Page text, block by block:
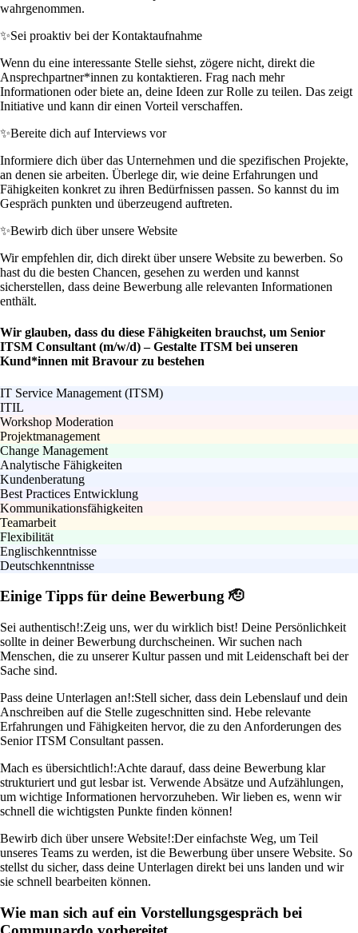
wahrgenommen.
✨Sei proaktiv bei der Kontaktaufnahme
Wenn du eine interessante Stelle siehst, zögere nicht, direkt die
Ansprechpartner*innen zu kontaktieren. Frag nach mehr
Informationen oder biete an, deine Ideen zur Rolle zu teilen. Das zeigt
Initiative und kann dir einen Vorteil verschaffen.
✨Bereite dich auf Interviews vor
Informiere dich über das Unternehmen und die spezifischen Projekte,
an denen sie arbeiten. Überlege dir, wie deine Erfahrungen und
Fähigkeiten konkret zu ihren Bedürfnissen passen. So kannst du im
Gespräch punkten und überzeugend auftreten.
✨Bewirb dich über unsere Website
Wir empfehlen dir, dich direkt über unsere Website zu bewerben. So
hast du die besten Chancen, gesehen zu werden und kannst
sicherstellen, dass deine Bewerbung alle relevanten Informationen
enthält.
Wir glauben, dass du diese Fähigkeiten brauchst, um Senior
ITSM Consultant (m/w/d) – Gestalte ITSM bei unseren
Kund*innen mit Bravour zu bestehen
IT Service Management (ITSM)
ITIL
Workshop Moderation
Projektmanagement
Change Management
Analytische Fähigkeiten
Kundenberatung
Best Practices Entwicklung
Kommunikationsfähigkeiten
Teamarbeit
Flexibilität
Englischkenntnisse
Deutschkenntnisse
Einige Tipps für deine Bewerbung 🫡
Sei authentisch!:Zeig uns, wer du wirklich bist! Deine Persönlichkeit
sollte in deiner Bewerbung durchscheinen. Wir suchen nach
Menschen, die zu unserer Kultur passen und mit Leidenschaft bei der
Sache sind.
Pass deine Unterlagen an!:Stell sicher, dass dein Lebenslauf und dein
Anschreiben auf die Stelle zugeschnitten sind. Hebe relevante
Erfahrungen und Fähigkeiten hervor, die zu den Anforderungen des
Senior ITSM Consultant passen.
Mach es übersichtlich!:Achte darauf, dass deine Bewerbung klar
strukturiert und gut lesbar ist. Verwende Absätze und Aufzählungen,
um wichtige Informationen hervorzuheben. Wir lieben es, wenn wir
schnell die wichtigsten Punkte finden können!
Bewirb dich über unsere Website!:Der einfachste Weg, um Teil
unseres Teams zu werden, ist die Bewerbung über unsere Website. So
stellst du sicher, dass deine Unterlagen direkt bei uns landen und wir
sie schnell bearbeiten können.
Wie man sich auf ein Vorstellungsgespräch bei